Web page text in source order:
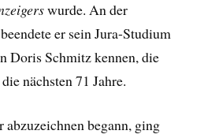
wurde. An der
er sein Jura-Studium
Doris Schmitz kennen, die
nächsten 71 Jahre.
begann, ging